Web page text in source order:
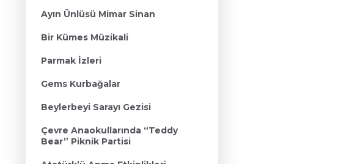
Ayın Ünlüsü Mimar Sinan
Bir Kümes Müzikali
Parmak İzleri
Gems Kurbağalar
Beylerbeyi Sarayı Gezisi
Çevre Anaokullarında “Teddy
Bear” Piknik Partisi